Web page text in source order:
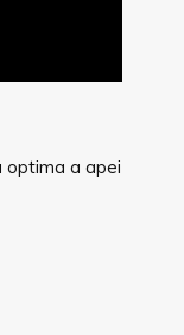
optima a apei